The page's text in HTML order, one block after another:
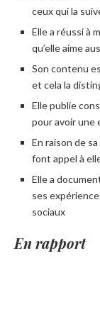
ceux qui la
Elle a réussi à
qu’elle aime
Son contenu
et cela la
Elle publie
pour avoir une
En raison de
font appel à
Elle a
ses
sociaux
En rapport